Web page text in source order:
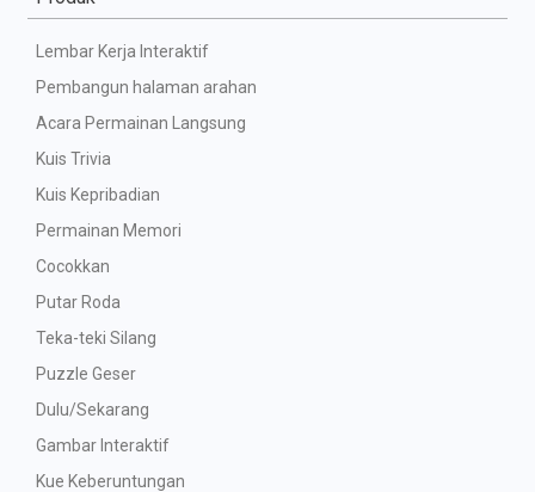
Lembar Kerja Interaktif
Pembangun halaman arahan
Acara Permainan Langsung
Kuis Trivia
Kuis Kepribadian
Permainan Memori
Cocokkan
Putar Roda
Teka-teki Silang
Puzzle Geser
Dulu/Sekarang
Gambar Interaktif
Kue Keberuntungan